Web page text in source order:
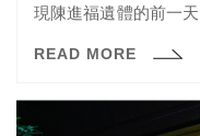
現陳進福遺體的前一
READ MORE